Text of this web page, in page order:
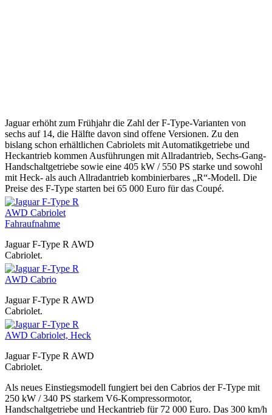
Jaguar erhöht zum Frühjahr die Zahl der F-Type-Varianten von
sechs auf 14, die Hälfte davon sind offene Versionen. Zu den
bislang schon erhältlichen Cabriolets mit Automatikgetriebe und
Heckantrieb kommen Ausführungen mit Allradantrieb, Sechs-Gang-
Handschaltgetriebe sowie eine 405 kW / 550 PS starke und sowohl
mit Heck- als auch Allradantrieb kombinierbares „R“-Modell. Die
Preise des F-Type starten bei 65 000 Euro für das Coupé.
Jaguar F-Type R AWD
Cabriolet.
Jaguar F-Type R AWD
Cabriolet.
Jaguar F-Type R AWD
Cabriolet.
Als neues Einstiegsmodell fungiert bei den Cabrios der F-Type mit
250 kW / 340 PS starkem V6-Kompressormotor,
Handschaltgetriebe und Heckantrieb für 72 000 Euro. Das 300 km/h